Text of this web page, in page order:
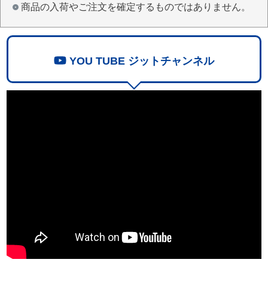
商品の入荷やご注文を確定するものではありません。
YOU TUBE ジットチャンネル